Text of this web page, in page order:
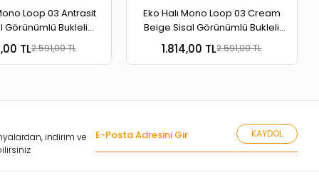
Loop 03 Antrasit
Görünümlü Bukleli
Yıkanabilir Halı
TL2.591,00 TL
Eko Halı Mono Loop 03 Cream
Beige Sisal Görünümlü Bukleli
Kaymaz Tabanlı Yıkanabilir Halı
1.814,00 TL2.591,00 TL
indirim ve
KAYDOL